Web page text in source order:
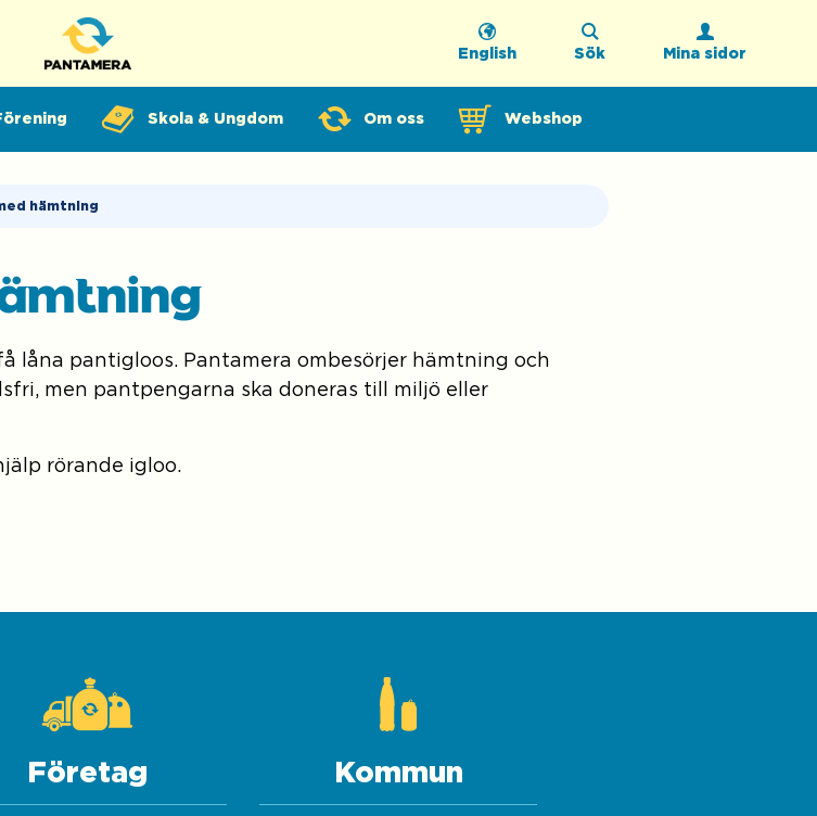
English Sök Mina sidor
Skola & Ungdom Om oss Webshop
hämtning
låna pantigloos. Pantamera ombesörjer hämtning och
men pantpengarna ska doneras till miljö eller
rörande igloo.
Företag Kommun